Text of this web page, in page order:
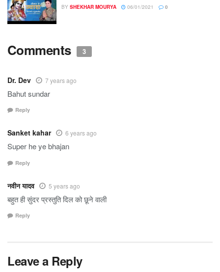
BY SHEKHAR MOURYA 06/01/2021 0
Comments 3
Dr. Dev 7 years ago
Bahut sundar
Reply
Sanket kahar 6 years ago
Super he ye bhajan
Reply
नवीन यादव 5 years ago
बहुत ही सुंदर प्रस्तुति दिल को छूने वाली
Reply
Leave a Reply